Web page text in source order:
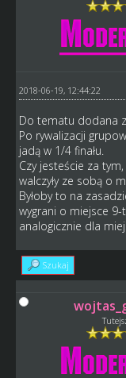
2018-06-19, 12:44:22
Do tematu dodana
Po rywalizacji
jadą w 1/4 finału.
Czy jesteście za
walczyły ze sobą o
Byłoby to na
wygrani o miejsce
analogicznie dla
Szukaj